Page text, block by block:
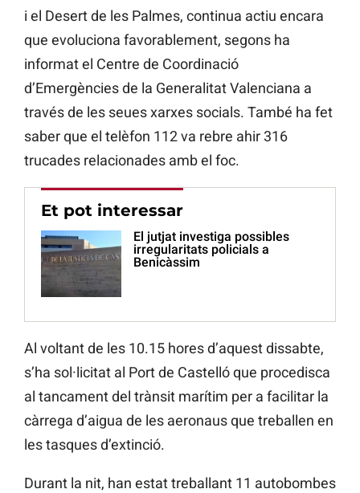
i el Desert de les Palmes, continua actiu encara
que evoluciona favorablement, segons ha
informat el Centre de Coordinació
d’Emergències de la Generalitat Valenciana a
través de les seues xarxes socials. També ha fet
saber que el telèfon 112 va rebre ahir 316
trucades relacionades amb el foc.
Et pot interessar
El jutjat investiga possibles
irregularitats policials a
Benicàssim
Al voltant de les 10.15 hores d’aquest dissabte,
s’ha sol·licitat al Port de Castelló que procedisca
al tancament del trànsit marítim per a facilitar la
càrrega d’aigua de les aeronaus que treballen en
les tasques d’extinció.
Durant la nit, han estat treballant 11 autobombes